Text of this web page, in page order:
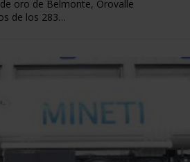
oro de Belmonte, Orovalle
de los 283…